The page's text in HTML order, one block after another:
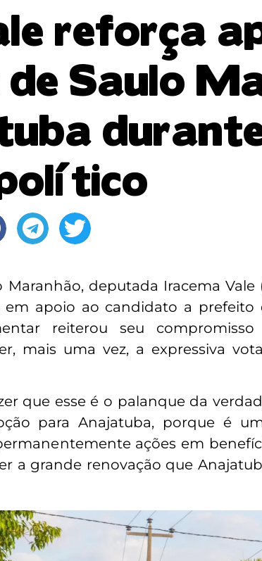
reforça
Saulo
deputada Iracema Vale
apoio ao candidato a prefeito
reiterou seu
mais uma vez, a expressiva
que esse é o palanque da
para Anajatuba, porque é
ações em
a grande renovação que